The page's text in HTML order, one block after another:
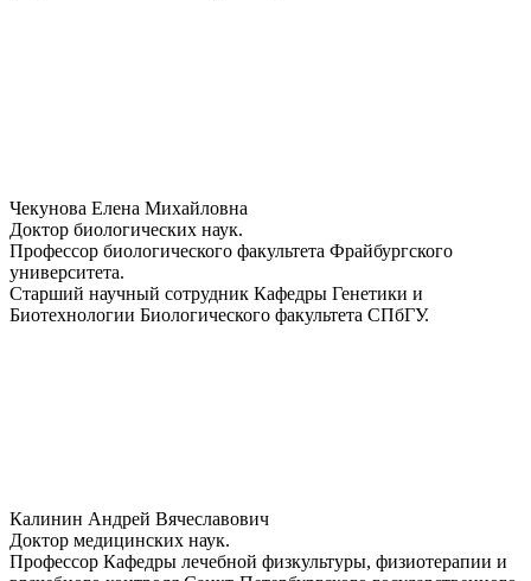
Чекунова Елена Михайловна
Доктор биологических наук.
Профессор биологического факультета Фрайбургского
университета.
Старший научный сотрудник Кафедры Генетики и
Биотехнологии Биологического факультета СПбГУ.
Калинин Андрей Вячеславович
Доктор медицинских наук.
Профессор Кафедры лечебной физкультуры, физиотерапии и